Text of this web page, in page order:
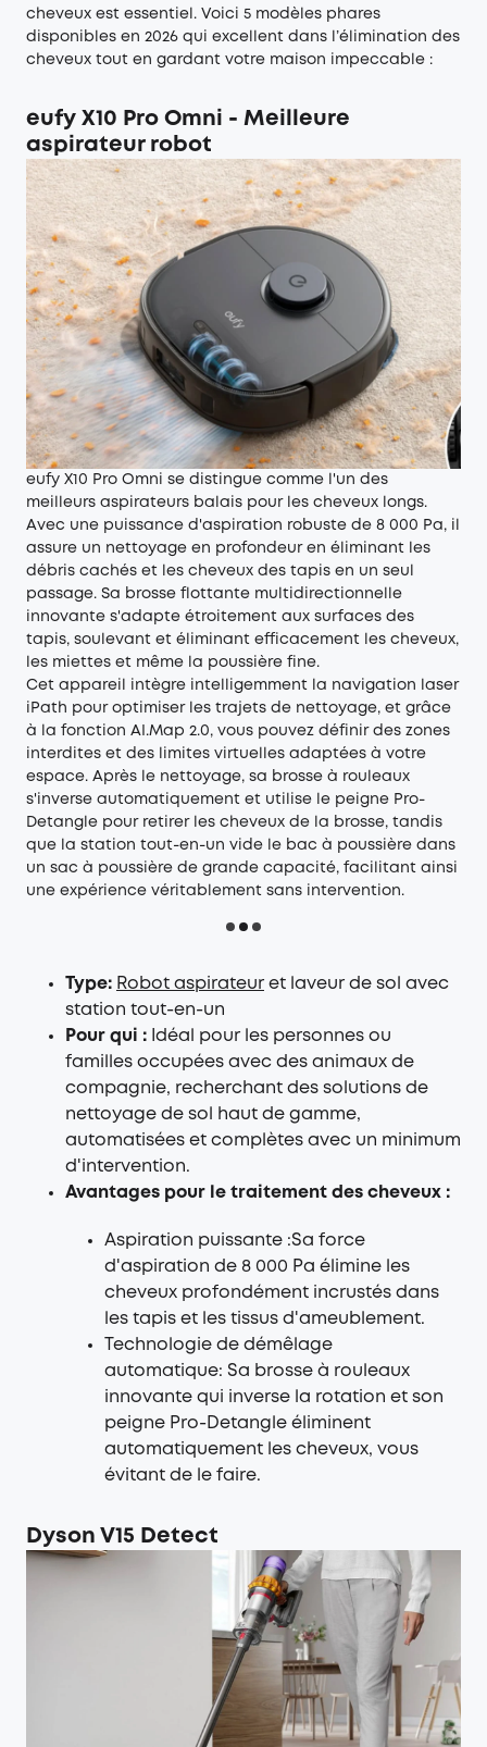
cheveux est essentiel. Voici 5 modèles phares
disponibles en 2026 qui excellent dans l’élimination des
cheveux tout en gardant votre maison impeccable :
eufy X10 Pro Omni - Meilleure
aspirateur robot
eufy X10 Pro Omni se distingue comme l'un des
meilleurs aspirateurs balais pour les cheveux longs.
Avec une puissance d'aspiration robuste de 8 000 Pa, il
assure un nettoyage en profondeur en éliminant les
débris cachés et les cheveux des tapis en un seul
passage. Sa brosse flottante multidirectionnelle
innovante s'adapte étroitement aux surfaces des
tapis, soulevant et éliminant efficacement les cheveux,
les miettes et même la poussière fine.
Cet appareil intègre intelligemment la navigation laser
iPath pour optimiser les trajets de nettoyage, et grâce
à la fonction AI.Map 2.0, vous pouvez définir des zones
interdites et des limites virtuelles adaptées à votre
espace. Après le nettoyage, sa brosse à rouleaux
s'inverse automatiquement et utilise le peigne Pro-
Detangle pour retirer les cheveux de la brosse, tandis
que la station tout-en-un vide le bac à poussière dans
un sac à poussière de grande capacité, facilitant ainsi
une expérience véritablement sans intervention.
Type: Robot aspirateur et laveur de sol avec
station tout-en-un
Pour qui : Idéal pour les personnes ou
familles occupées avec des animaux de
compagnie, recherchant des solutions de
nettoyage de sol haut de gamme,
automatisées et complètes avec un minimum
d'intervention.
Avantages pour le traitement des cheveux :
Aspiration puissante :Sa force
d'aspiration de 8 000 Pa élimine les
cheveux profondément incrustés dans
les tapis et les tissus d'ameublement.
Technologie de démêlage
automatique: Sa brosse à rouleaux
innovante qui inverse la rotation et son
peigne Pro-Detangle éliminent
automatiquement les cheveux, vous
évitant de le faire.
Dyson V15 Detect